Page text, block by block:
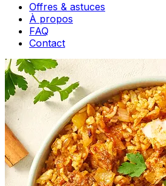
Offres & astuces
À propos
FAQ
Contact